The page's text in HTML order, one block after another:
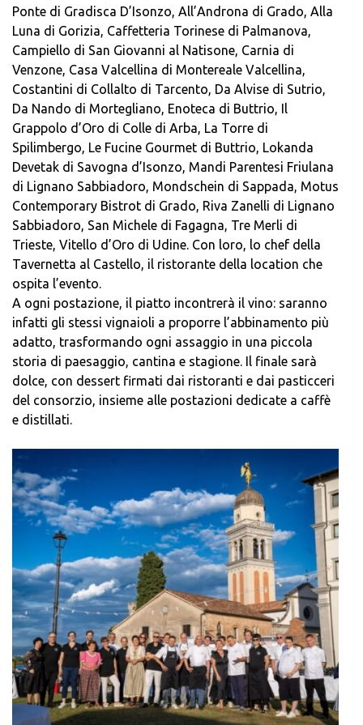
Ponte di Gradisca D’Isonzo, All’Androna di Grado, Alla
Luna di Gorizia, Caffetteria Torinese di Palmanova,
Campiello di San Giovanni al Natisone, Carnia di
Venzone, Casa Valcellina di Montereale Valcellina,
Costantini di Collalto di Tarcento, Da Alvise di Sutrio,
Da Nando di Mortegliano, Enoteca di Buttrio, Il
Grappolo d’Oro di Colle di Arba, La Torre di
Spilimbergo, Le Fucine Gourmet di Buttrio, Lokanda
Devetak di Savogna d’Isonzo, Mandi Parentesi Friulana
di Lignano Sabbiadoro, Mondschein di Sappada, Motus
Contemporary Bistrot di Grado, Riva Zanelli di Lignano
Sabbiadoro, San Michele di Fagagna, Tre Merli di
Trieste, Vitello d’Oro di Udine. Con loro, lo chef della
Tavernetta al Castello, il ristorante della location che
ospita l’evento.
A ogni postazione, il piatto incontrerà il vino: saranno
infatti gli stessi vignaioli a proporre l’abbinamento più
adatto, trasformando ogni assaggio in una piccola
storia di paesaggio, cantina e stagione. Il finale sarà
dolce, con dessert firmati dai ristoranti e dai pasticceri
del consorzio, insieme alle postazioni dedicate a caffè
e distillati.